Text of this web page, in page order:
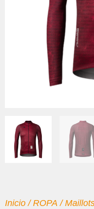
Inicio /ROPA /